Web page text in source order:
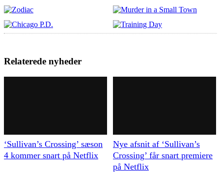
Relaterede nyheder
‘Sullivan’s Crossing’ sæson
4 kommer snart på Netflix
Nye afsnit af ‘Sullivan’s
Crossing’ får snart premiere
på Netflix